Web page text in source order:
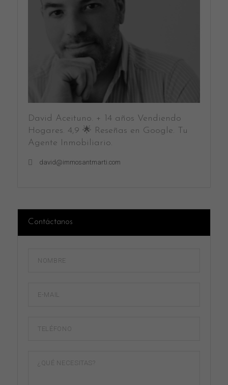
David Aceituno. + 14 años Vendiendo
Hogares. 4,9 🌟 Reseñas en Google. Tu
Agente Inmobiliario.
david@immosantmarti.com
Contáctanos